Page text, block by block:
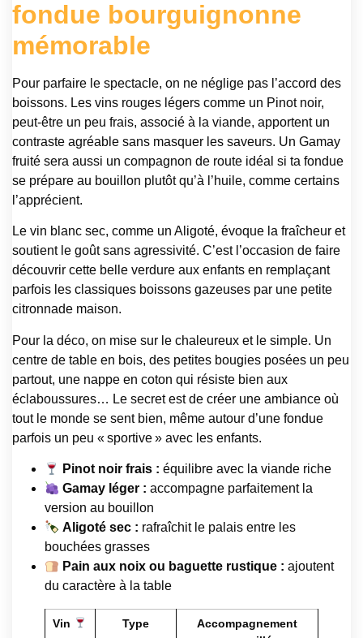
fondue bourguignonne
mémorable
Pour parfaire le spectacle, on ne néglige pas l’accord des
boissons. Les vins rouges légers comme un Pinot noir,
peut-être un peu frais, associé à la viande, apportent un
contraste agréable sans masquer les saveurs. Un Gamay
fruité sera aussi un compagnon de route idéal si ta fondue
se prépare au bouillon plutôt qu’à l’huile, comme certains
l’apprécient.
Le vin blanc sec, comme un Aligoté, évoque la fraîcheur et
soutient le goût sans agressivité. C’est l’occasion de faire
découvrir cette belle verdure aux enfants en remplaçant
parfois les classiques boissons gazeuses par une petite
citronnade maison.
Pour la déco, on mise sur le chaleureux et le simple. Un
centre de table en bois, des petites bougies posées un peu
partout, une nappe en coton qui résiste bien aux
éclaboussures… Le secret est de créer une ambiance où
tout le monde se sent bien, même autour d’une fondue
parfois un peu « sportive » avec les enfants.
Pinot noir frais : équilibre avec la viande riche
Gamay léger : accompagne parfaitement la
version au bouillon
Aligoté sec : rafraîchit le palais entre les
bouchées grasses
Pain aux noix ou baguette rustique : ajoutent
du caractère à la table
Vin Type
Accompagnement